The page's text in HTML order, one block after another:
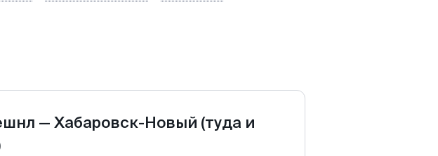
— Хабаровск-Новый (туда и